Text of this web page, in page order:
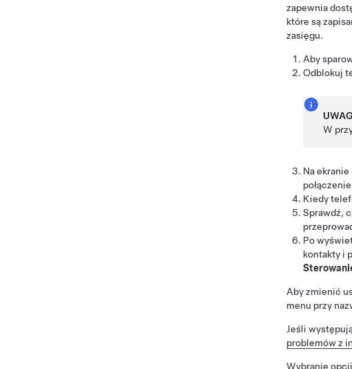
zapewnia
które są
zasięgu.
Aby
Odblokuj
W
Na
Kiedy
Sprawdź,
Po
kontakty i
Aby zmienić
menu przy
Jeśli
problemów z
Wybranie opcji